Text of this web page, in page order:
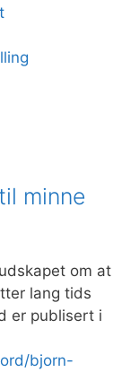
minne
om at
lang tids
er publisert i
bjorn-